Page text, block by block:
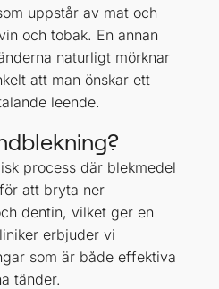
uppstår av mat och
och tobak. En annan
naturligt mörknar
att man önskar ett
leende.
process där blekmedel
att bryta ner
dentin, vilket ger en
erbjuder vi
som är både effektiva
tänder.